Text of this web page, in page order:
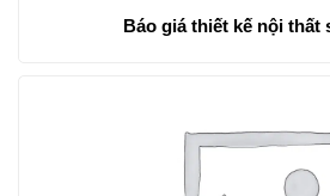
Báo giá thiết kế nội thất